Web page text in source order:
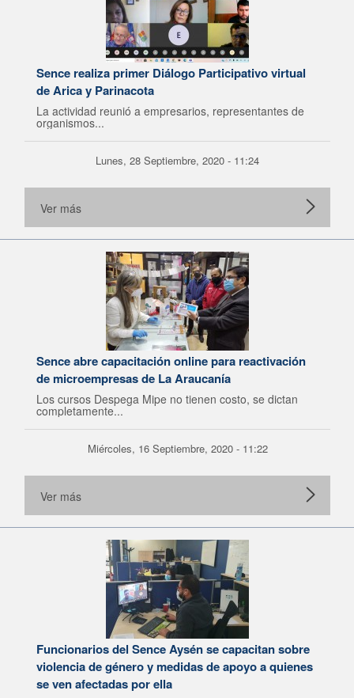
Sence realiza primer Diálogo Participativo virtual
de Arica y Parinacota
La actividad reunió a empresarios, representantes de
organismos...
Lunes, 28 Septiembre, 2020 - 11:24
Ver más
Sence abre capacitación online para reactivación
de microempresas de La Araucanía
Los cursos Despega Mipe no tienen costo, se dictan
completamente...
Miércoles, 16 Septiembre, 2020 - 11:22
Ver más
Funcionarios del Sence Aysén se capacitan sobre
violencia de género y medidas de apoyo a quienes
se ven afectadas por ella